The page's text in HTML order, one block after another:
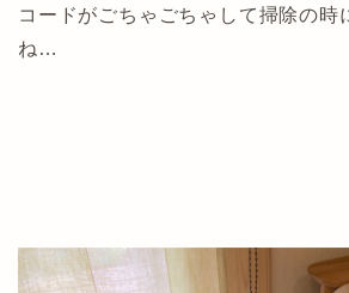
コードがごちゃごちゃして掃除の時
ね…